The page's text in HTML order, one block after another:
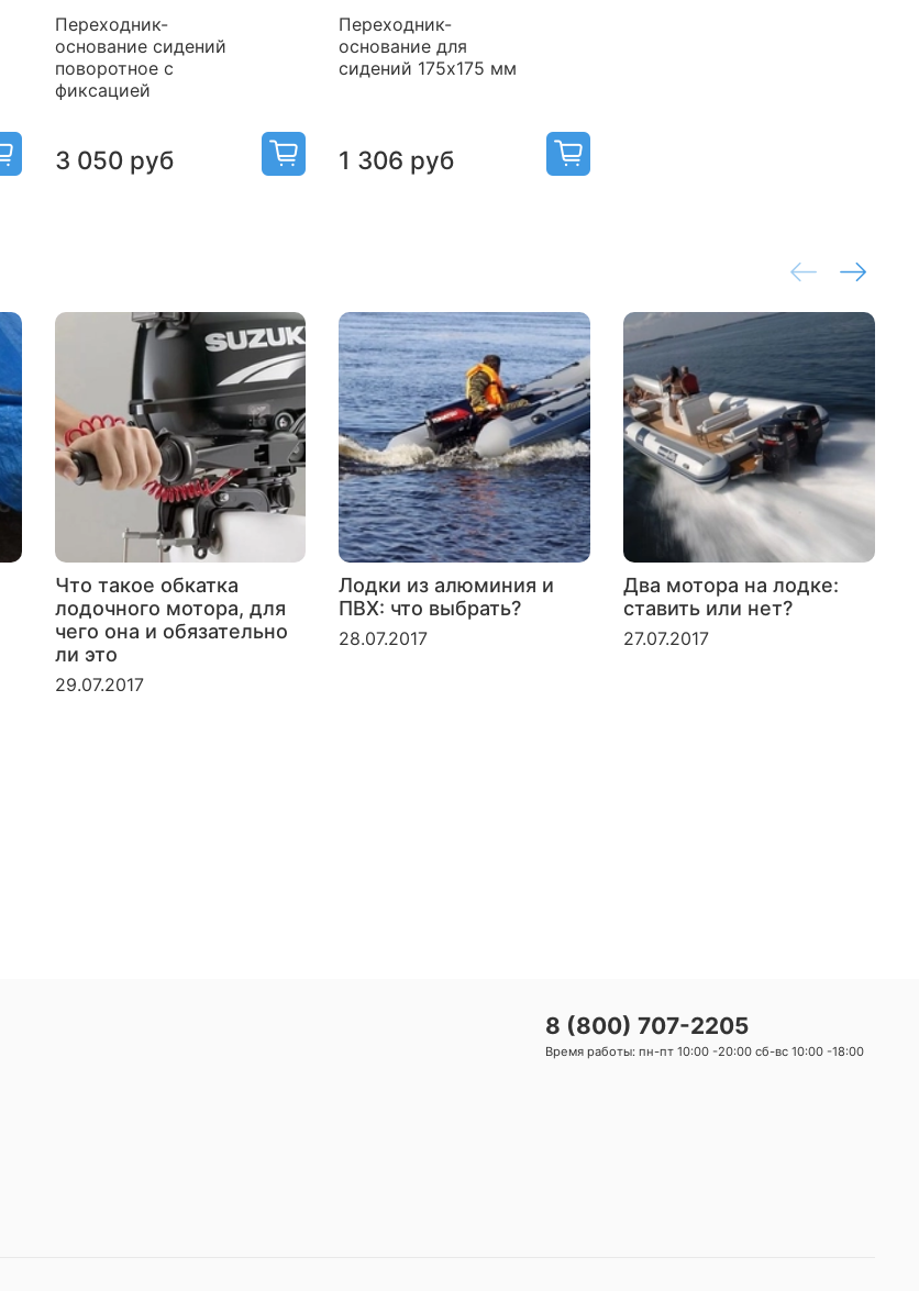
Переходник-
основание сидений
поворотное с
фиксацией
3 050 руб
Переходник-
основание для
сидений 175х175 мм
1 306 руб
Что такое обкатка
лодочного мотора, для
чего она и обязательно
ли это
29.07.2017
Лодки из алюминия и
ПВХ: что выбрать?
28.07.2017
Два мотора на лодке:
ставить или нет?
27.07.2017
8 (800) 707-2205
Время работы: пн-пт 10:00 -20:00 сб-вс 10:00 -18:00